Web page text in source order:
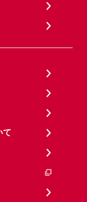
て